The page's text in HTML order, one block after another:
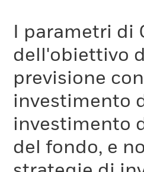
Quali sono le ipotesi e i
Questo parametro
nell'introduzione di dati nel
serie di motivi legati a
aggregazione del portafoglio).
Non esiste un metodo
Non esiste un insieme di
Attualmente, la
e più accurati nel tempo,
fascia in cui si trovano i
I parametri
dell'obiettivo
previsione
investimento
investimento
del fondo, e